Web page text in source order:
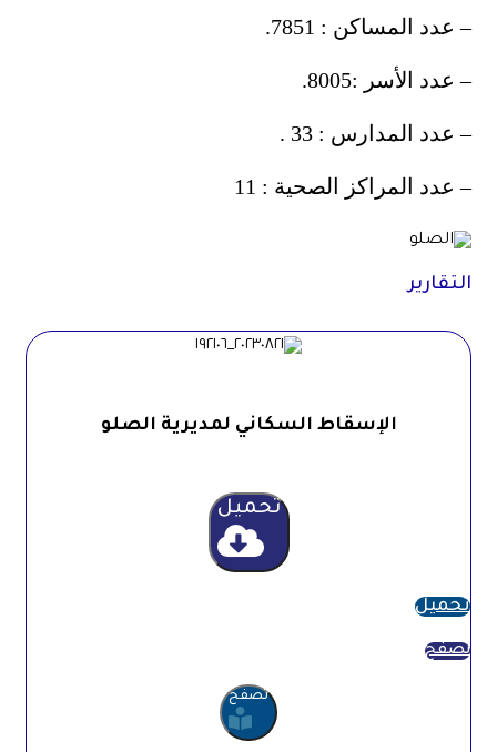
– عدد المساكن : 7851.
– عدد الأسر :8005.
– عدد المدارس : 33 .
– عدد المراكز الصحية : 11
التقارير
الإسقاط السكاني لمديرية الصلو
تحميل
تحميل
تصفح
تصفح